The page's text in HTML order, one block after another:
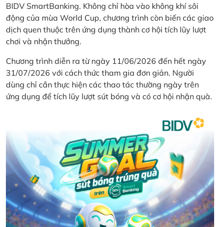
BIDV SmartBanking. Không chỉ hòa vào không khí sôi
động của mùa World Cup, chương trình còn biến các giao
dịch quen thuộc trên ứng dụng thành cơ hội tích lũy lượt
chơi và nhận thưởng.
Chương trình diễn ra từ ngày 11/06/2026 đến hết ngày
31/07/2026 với cách thức tham gia đơn giản. Người
dùng chỉ cần thực hiện các thao tác thường ngày trên
ứng dụng để tích lũy lượt sút bóng và có cơ hội nhận quà.